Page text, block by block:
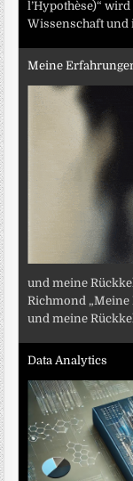
l’Hypothèse)“
Wissenschaft und
Meine
und meine
Richmond
und meine
Data Analytics